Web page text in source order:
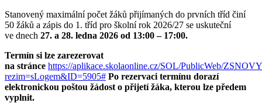
Stanovený maximální počet žáků přijímaných do prvních tříd činí
50 žáků a zápis do 1. tříd pro školní rok 2026/27 se uskuteční
ve dnech 27. a 28. ledna 2026 od 13:00 – 17:00.
Termín si lze zarezerovat
na stránce https://aplikace.skolaonline.cz/SOL/PublicWeb/
rezim=sLogem&ID=5905# Po rezervaci termínu dorazí
elektronickou poštou žádost o přijetí žáka, kterou lze předem
vyplnit.